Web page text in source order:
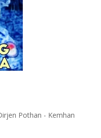
Pothan - Kemhan